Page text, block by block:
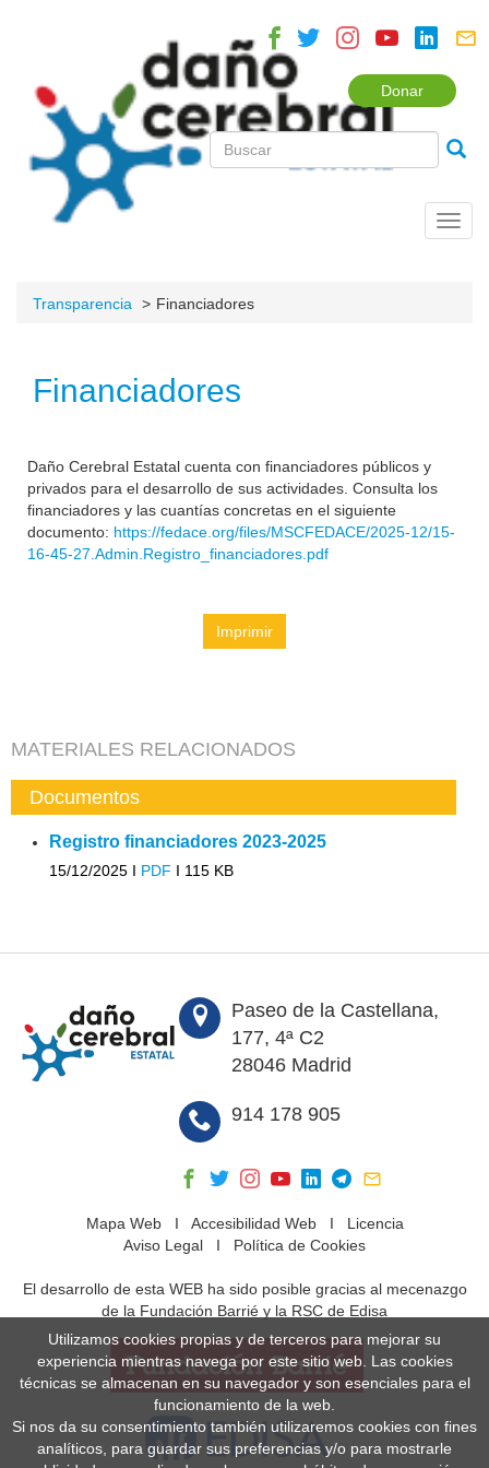
Donar
Transparencia Financiadores
Financiadores
Daño Cerebral Estatal cuenta con financiadores públicos y
privados para el desarrollo de sus actividades. Consulta los
financiadores y las cuantías concretas en el siguiente
documento: https://fedace.org/files/MSCFEDACE/2025-12/15-
16-45-27.Admin.Registro_financiadores.pdf
Imprimir
MATERIALES RELACIONADOS
Documentos
Registro financiadores 2023-2025
15/12/2025 I PDF I 115 KB
Paseo de la Castellana,
177, 4ª C2
28046 Madrid
914 178 905
Mapa WebI Accesibilidad WebI Licencia
Aviso Legal I Política de Cookies
El desarrollo de esta WEB ha sido posible gracias al mecenazgo
de la Fundación Barrié y la RSC de Edisa
Utilizamos cookies propias y de terceros para mejorar su
experiencia mientras navega por este sitio web. Las cookies
técnicas se almacenan en su navegador y son esenciales para el
funcionamiento de la web.
Si nos da su consentimiento también utilizaremos cookies con fines
analíticos, para guardar sus preferencias y/o para mostrarle